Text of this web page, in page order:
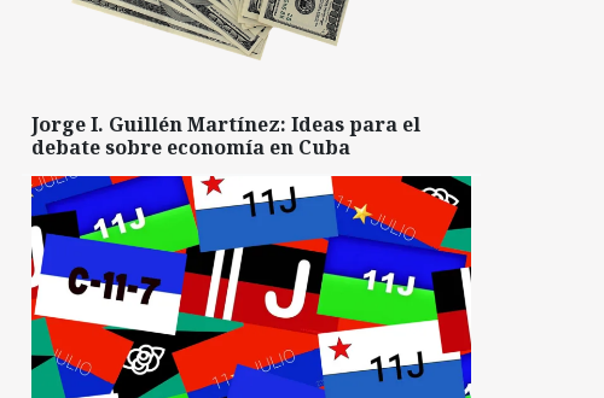
Jorge I. Guillén Martínez: Ideas para el
debate sobre economía en Cuba